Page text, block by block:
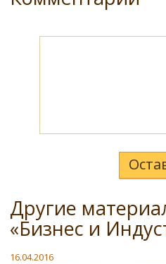
Другие
«Бизнес и
16.04.2016